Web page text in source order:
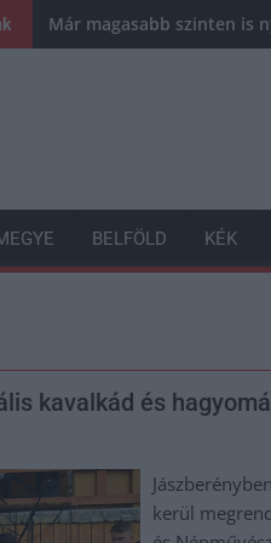
Már magasabb szinten is
BELFÖLD KÉK
kavalkád és
kerül